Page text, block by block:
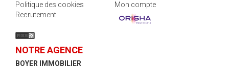
Politique des cookies
Mon compte
Recrutement
NOTRE AGENCE
BOYER IMMOBILIER